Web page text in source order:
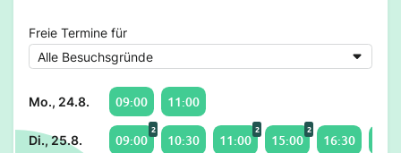
Freie Termine für
Mo., 24.8. 09:00 11:00
Di., 25.8. 09:00
2
10:30 11:00
2
15:00
2
16:30